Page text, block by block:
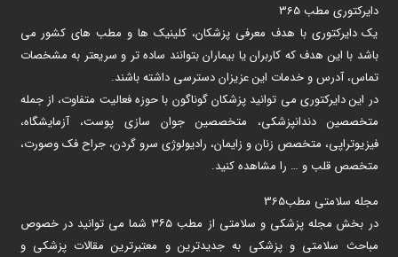
دایرکتوری مطب 365
یک دایرکتوری با هدف معرفی پزشکان، کلینیک ها و مطب های کشور می
باشد با این هدف که کاربران یا بیماران بتوانند ساده تر و سریعتر به مشخصات
تماس، آدرس و خدمات این عزیزان دسترسی داشته باشند.
در این دایرکتوری می توانید پزشکان گوناگون با حوزه فعالیت متفاوت، از جمله
متخصصین دندانپزشکی، متخصصین جوان سازی پوست، آزمایشگاه،
فیزیوتراپی، متخصص زنان و زایمان، رادیولوژی سرو گردن، جراح فک وصورت،
متخصص قلب و … را مشاهده کنید.
مجله سلامتی مطب365
در بخش مجله پزشکی و سلامتی از مطب ۳۶۵ شما می توانید در خصوص
مباحث سلامتی و پزشکی به جدیدترین و معتبرترین مقالات پزشکی و